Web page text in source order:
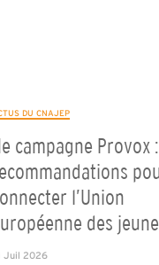
DU CNAJEP
campagne Provox
l’Union
des
Juil 2026